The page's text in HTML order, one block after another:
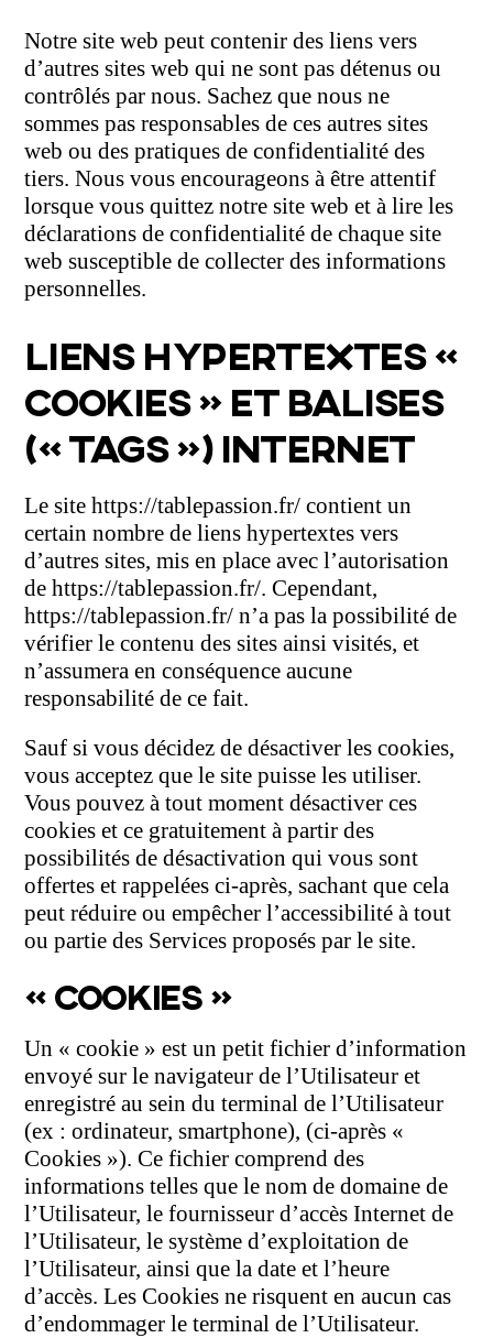
Notre site web peut contenir des liens vers
d’autres sites web qui ne sont pas détenus ou
contrôlés par nous. Sachez que nous ne
sommes pas responsables de ces autres sites
web ou des pratiques de confidentialité des
tiers. Nous vous encourageons à être attentif
lorsque vous quittez notre site web et à lire les
déclarations de confidentialité de chaque site
web susceptible de collecter des informations
personnelles.
LIENS HYPERTEXTES «
COOKIES » ET BALISES
(« TAGS ») INTERNET
Le site https://tablepassion.fr/ contient un
certain nombre de liens hypertextes vers
d’autres sites, mis en place avec l’autorisation
de https://tablepassion.fr/. Cependant,
https://tablepassion.fr/ n’a pas la possibilité de
vérifier le contenu des sites ainsi visités, et
n’assumera en conséquence aucune
responsabilité de ce fait.
Sauf si vous décidez de désactiver les cookies,
vous acceptez que le site puisse les utiliser.
Vous pouvez à tout moment désactiver ces
cookies et ce gratuitement à partir des
possibilités de désactivation qui vous sont
offertes et rappelées ci-après, sachant que cela
peut réduire ou empêcher l’accessibilité à tout
ou partie des Services proposés par le site.
« COOKIES »
Un « cookie » est un petit fichier d’information
envoyé sur le navigateur de l’Utilisateur et
enregistré au sein du terminal de l’Utilisateur
(ex : ordinateur, smartphone), (ci-après «
Cookies »). Ce fichier comprend des
informations telles que le nom de domaine de
l’Utilisateur, le fournisseur d’accès Internet de
l’Utilisateur, le système d’exploitation de
l’Utilisateur, ainsi que la date et l’heure
d’accès. Les Cookies ne risquent en aucun cas
d’endommager le terminal de l’Utilisateur.